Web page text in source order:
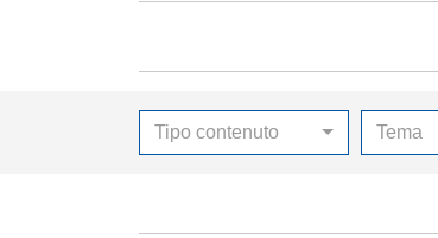
Tipo contenuto Tema